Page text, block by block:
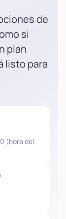
de
si
plan
listo para
(hora del